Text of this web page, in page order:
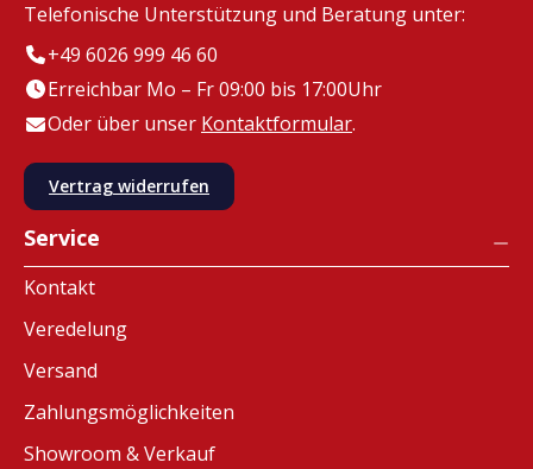
Telefonische Unterstützung und Beratung unter:
+49 6026 999 46 60
Erreichbar Mo – Fr 09:00 bis 17:00Uhr
Oder über unser Kontaktformular.
Vertrag widerrufen
Service
Kontakt
Veredelung
Versand
Zahlungsmöglichkeiten
Showroom & Verkauf